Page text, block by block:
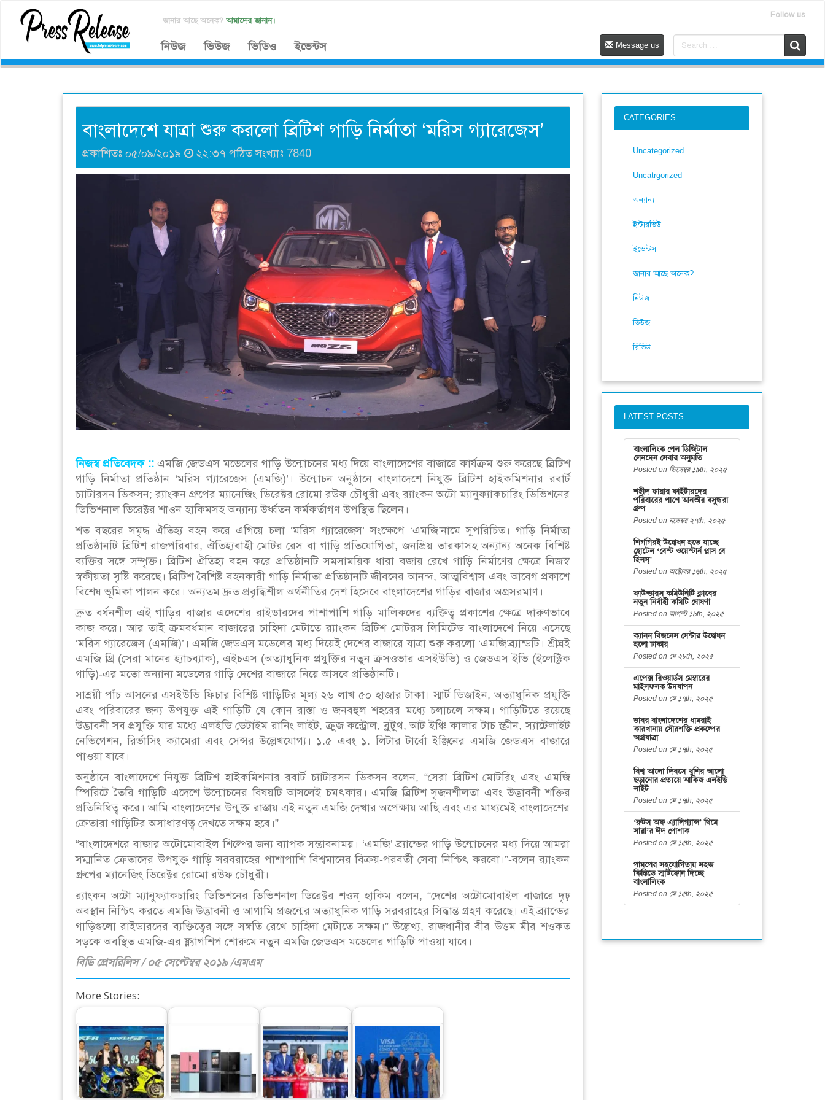
জানার আছে অনেক? আমাদের জানান।
Follow us
নিউজ ভিউজ ভিডিও ইভেন্টস Message us
বাংলাদেশে যাত্রা শুরু করলো ব্রিটিশ গাড়ি নির্মাতা ‘মরিস গ্যারেজেস’
প্রকাশিতঃ ০৫/০৯/২০১৯ ২২:৩৭ পঠিত সংখ্যাঃ 7840
নিজস্ব প্রতিবেদক :: এমজি জেডএস মডেলের গাড়ি উন্মোচনের মধ্য দিয়ে বাংলাদেশের বাজারে কার্যক্রম শুরু করেছে ব্রিটিশ
গাড়ি নির্মাতা প্রতিষ্ঠান ‘মরিস গ্যারেজেস (এমজি)’। উন্মোচন অনুষ্ঠানে বাংলাদেশে নিযুক্ত ব্রিটিশ হাইকমিশনার রবার্ট
চ্যাটারসন ডিকসন; র‌্যাংকন গ্রুপের ম্যানেজিং ডিরেক্টর রোমো রউফ চৌধুরী এবং র‌্যাংকন অটো ম্যানুফ্যাকচারিং ডিভিশনের
ডিভিশনাল ডিরেক্টর শাওন হাকিমসহ অন্যান্য উর্ধ্বতন কর্মকর্তাগণ উপস্থিত ছিলেন।
শত বছরের সমৃদ্ধ ঐতিহ্য বহন করে এগিয়ে চলা ‘মরিস গ্যারেজেস’ সংক্ষেপে ‘এমজি’নামে সুপরিচিত। গাড়ি নির্মাতা
প্রতিষ্ঠানটি ব্রিটিশ রাজপরিবার, ঐতিহ্যবাহী মোটর রেস বা গাড়ি প্রতিযোগিতা, জনপ্রিয় তারকাসহ অন্যান্য অনেক বিশিষ্ট
ব্যক্তির সঙ্গে সম্পৃক্ত। ব্রিটিশ ঐতিহ্য বহন করে প্রতিষ্ঠানটি সমসাময়িক ধারা বজায় রেখে গাড়ি নির্মাণের ক্ষেত্রে নিজস্ব
স্বকীয়তা সৃষ্টি করেছে। ব্রিটিশ বৈশিষ্ট বহনকারী গাড়ি নির্মাতা প্রতিষ্ঠানটি জীবনের আনন্দ, আত্মবিশ্বাস এবং আবেগ প্রকাশে
বিশেষ ভূমিকা পালন করে। অন্যতম দ্রুত প্রবৃদ্ধিশীল অর্থনীতির দেশ হিসেবে বাংলাদেশের গাড়ির বাজার অগ্রসরমাণ।
দ্রুত বর্ধনশীল এই গাড়ির বাজার এদেশের রাইডারদের পাশাপাশি গাড়ি মালিকদের ব্যক্তিত্ব প্রকাশের ক্ষেত্রে দারুণভাবে
কাজ করে। আর তাই ক্রমবর্ধমান বাজারের চাহিদা মেটাতে র‌্যাংকন ব্রিটিশ মোটরস লিমিটেড বাংলাদেশে নিয়ে এসেছে
‘মরিস গ্যারেজেস (এমজি)’। এমজি জেডএস মডেলের মধ্য দিয়েই দেশের বাজারে যাত্রা শুরু করলো ‘এমজি’ব্র্যান্ডটি। শ্রীঘ্রই
এমজি থ্রি (সেরা মানের হ্যাচব্যাক), এইচএস (অত্যাধুনিক প্রযুক্তির নতুন ক্রসওভার এসইউভি) ও জেডএস ইভি (ইলেক্ট্রিক
গাড়ি)-এর মতো অন্যান্য মডেলের গাড়ি দেশের বাজারে নিয়ে আসবে প্রতিষ্ঠানটি।
সাশ্রয়ী পাঁচ আসনের এসইউভি ফিচার বিশিষ্ট গাড়িটির মূল্য ২৬ লাখ ৫০ হাজার টাকা। স্মার্ট ডিজাইন, অত্যাধুনিক প্রযুক্তি
এবং পরিবারের জন্য উপযুক্ত এই গাড়িটি যে কোন রাস্তা ও জনবহুল শহরের মধ্যে চলাচলে সক্ষম। গাড়িটিতে রয়েছে
উদ্ভাবনী সব প্রযুক্তি যার মধ্যে এলইডি ডেটাইম রানিং লাইট, ক্রুজ কন্ট্রোল, ব্লুটুথ, আট ইঞ্চি কালার টাচ স্ক্রীন, স্যাটেলাইট
নেভিগেশন, রির্ভাসিং ক্যামেরা এবং সেন্সর উল্লেখযোগ্য। ১.৫ এবং ১. লিটার টার্বো ইঞ্জিনের এমজি জেডএস বাজারে
পাওয়া যাবে।
অনুষ্ঠানে বাংলাদেশে নিযুক্ত ব্রিটিশ হাইকমিশনার রবার্ট চ্যাটারসন ডিকসন বলেন, “সেরা ব্রিটিশ মোটরিং এবং এমজি
স্পিরিটে তৈরি গাড়িটি এদেশে উন্মোচনের বিষয়টি আসলেই চমৎকার। এমজি ব্রিটিশ সৃজনশীলতা এবং উদ্ভাবনী শক্তির
প্রতিনিধিত্ব করে। আমি বাংলাদেশের উন্মুক্ত রাস্তায় এই নতুন এমজি দেখার অপেক্ষায় আছি এবং এর মাধ্যমেই বাংলাদেশের
ক্রেতারা গাড়িটির অসাধারণত্ব দেখতে সক্ষম হবে।”
“বাংলাদেশরে বাজার অটোমোবাইল শিল্পের জন্য ব্যাপক সম্ভাবনাময়। ‘এমজি’ ব্র্যান্ডের গাড়ি উন্মোচনের মধ্য দিয়ে আমরা
সম্মানিত ক্রেতাদের উপযুক্ত গাড়ি সরবরাহের পাশাপাশি বিশ্বমানের বিক্রয়-পরবর্তী সেবা নিশ্চিৎ করবো।”-বলেন র‌্যাংকন
গ্রুপের ম্যানেজিং ডিরেক্টর রোমো রউফ চৌধুরী।
র‌্যাংকন অটো ম্যানুফ্যাকচারিং ডিভিশনের ডিভিশনাল ডিরেক্টর শওন্ হাকিম বলেন, “দেশের অটোমোবাইল বাজারে দৃঢ়
অবস্থান নিশ্চিৎ করতে এমজি উদ্ভাবনী ও আগামি প্রজন্মের অত্যাধুনিক গাড়ি সরবরাহের সিদ্ধান্ত গ্রহণ করেছে। এই ব্র্যান্ডের
গাড়িগুলো রাইডারদের ব্যক্তিত্বের সঙ্গে সঙ্গতি রেখে চাহিদা মেটাতে সক্ষম।” উল্লেখ্য, রাজধানীর বীর উত্তম মীর শওকত
সড়কে অবস্থিত এমজি-এর ফ্ল্যাগশিপ শোরুমে নতুন এমজি জেডএস মডেলের গাড়িটি পাওয়া যাবে।
বিডি প্রেসরিলিস / ০৫ সেপ্টেম্বর ২০১৯ /এমএম
More Stories:
সুজুকির ২৫০ সিসির দুই
মোটরসাইকেল এখন
দেশের বাজারে
এআইওটি বেজড সর্বোচ্চ
কনভার্টিবল ও ভিন্ন
ভিন্ন…
ওয়ালটনের অত্যাধুনিক
ফিচার সমৃদ্ধ নতুন
মডেলের…
ভিসার চারটি মর্যাদাপূর্ণ
পুরস্কার জিতল ব্র্যাক
ব্যাংক
CATEGORIES
Uncategorized
Uncatrgorized
অন্যান্য
ইন্টারভিউ
ইভেন্টস
জানার আছে অনেক?
নিউজ
ভিউজ
রিভিউ
LATEST POSTS
বাংলালিংক পেল ডিজিটাল
লেনদেন সেবার অনুমতি
Posted on ডিসেম্বর ১৯th, ২০২৫
শহীদ ফায়ার ফাইটারদের
পরিবারের পাশে আনভীর বসুন্ধরা
গ্রুপ
Posted on নভেম্বর ২৭th, ২০২৫
শিগগিরই উদ্বোধন হতে যাচ্ছে
হোটেল ‘বেস্ট ওয়েস্টার্ন প্লাস বে
হিলস্’
Posted on অক্টোবর ১৬th, ২০২৫
ফাউন্ডারস কমিউনিটি ক্লাবের
নতুন নির্বাহী কমিটি ঘোষণা
Posted on আগস্ট ১৯th, ২০২৫
ক্যানন বিজনেস সেন্টার উদ্বোধন
হলো ঢাকায়
Posted on মে ২৮th, ২০২৫
এপেক্স রিওয়ার্ডস মেম্বারের
মাইলফলক উদযাপন
Posted on মে ১৭th, ২০২৫
ডাবর বাংলাদেশের ধামরাই
কারখানায় সৌরশক্তি প্রকল্পের
অগ্রযাত্রা
Posted on মে ১৭th, ২০২৫
বিশ্ব আলো দিবসে খুশির আলো
ছড়ানোর প্রত্যয়ে আকিজ এলইডি
লাইট
Posted on মে ১৭th, ২০২৫
‘রুটস অফ এ্যালিগ্যান্স’ থিমে
সারা’র ঈদ পোশাক
Posted on মে ১৫th, ২০২৫
পামপের সহযোগিতায় সহজ
কিস্তিতে স্মার্টফোন দিচ্ছে
বাংলালিংক
Posted on মে ১৫th, ২০২৫